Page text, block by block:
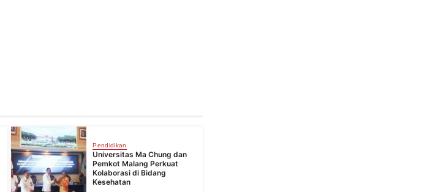
Pendidikan
Universitas Ma Chung dan
Pemkot Malang Perkuat
Kolaborasi di Bidang
Kesehatan